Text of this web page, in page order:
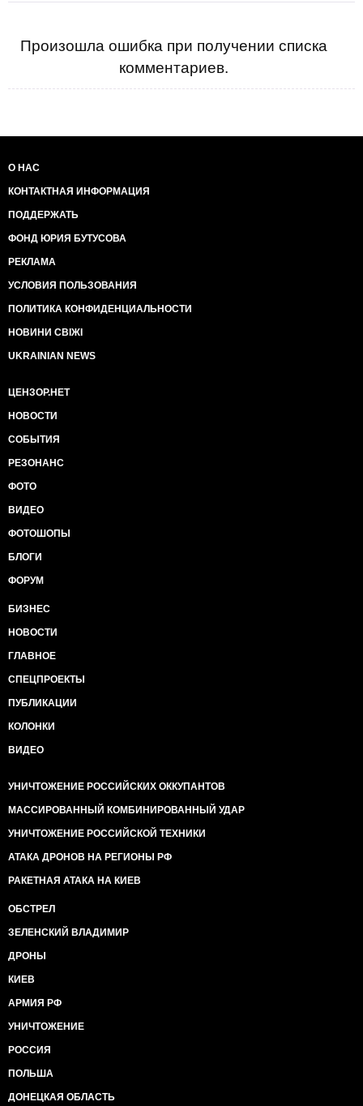
Произошла ошибка при получении списка
комментариев.
О НАС
КОНТАКТНАЯ ИНФОРМАЦИЯ
ПОДДЕРЖАТЬ
ФОНД ЮРИЯ БУТУСОВА
РЕКЛАМА
УСЛОВИЯ ПОЛЬЗОВАНИЯ
ПОЛИТИКА КОНФИДЕНЦИАЛЬНОСТИ
НОВИНИ СВІЖІ
UKRAINIAN NEWS
ЦЕНЗОР.НЕТ
НОВОСТИ
СОБЫТИЯ
РЕЗОНАНС
ФОТО
ВИДЕО
ФОТОШОПЫ
БЛОГИ
ФОРУМ
БИЗНЕС
НОВОСТИ
ГЛАВНОЕ
СПЕЦПРОЕКТЫ
ПУБЛИКАЦИИ
КОЛОНКИ
ВИДЕО
УНИЧТОЖЕНИЕ РОССИЙСКИХ ОККУПАНТОВ
МАССИРОВАННЫЙ КОМБИНИРОВАННЫЙ УДАР
УНИЧТОЖЕНИЕ РОССИЙСКОЙ ТЕХНИКИ
АТАКА ДРОНОВ НА РЕГИОНЫ РФ
РАКЕТНАЯ АТАКА НА КИЕВ
ОБСТРЕЛ
ЗЕЛЕНСКИЙ ВЛАДИМИР
ДРОНЫ
КИЕВ
АРМИЯ РФ
УНИЧТОЖЕНИЕ
РОССИЯ
ПОЛЬША
ДОНЕЦКАЯ ОБЛАСТЬ